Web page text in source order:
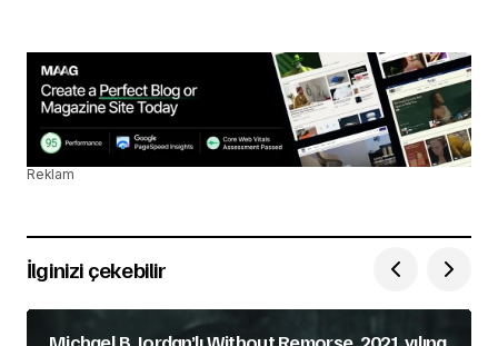
Reklam
İlginizi çekebilir